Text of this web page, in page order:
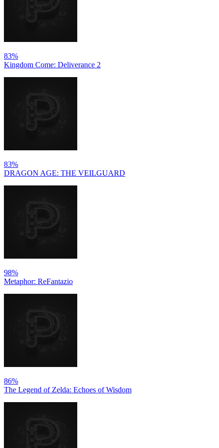
83%
Kingdom Come: Deliverance 2
83%
DRAGON AGE: THE VEILGUARD
98%
Metaphor: ReFantazio
86%
The Legend of Zelda: Echoes of Wisdom